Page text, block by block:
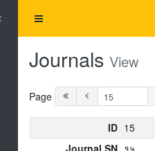
Journals View
Page
ID 15